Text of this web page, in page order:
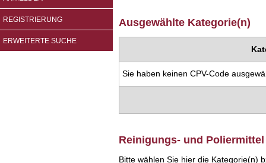
REGISTRIERUNG
ERWEITERTE SUCHE
Ausgewählte Kategorie(n)
Sie haben keinen CPV-Code
Reinigungs- und Poliermittel
Bitte wählen Sie hier die Kategorie(n)